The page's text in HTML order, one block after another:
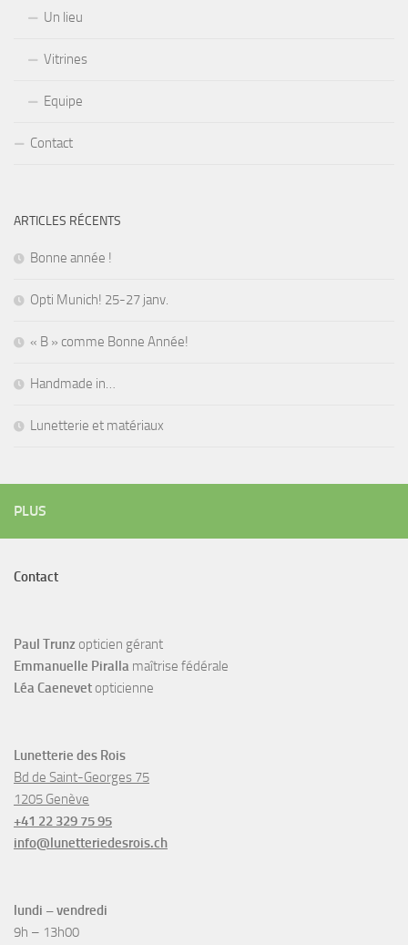
Un lieu
Vitrines
Equipe
Contact
ARTICLES RÉCENTS
Bonne année !
Opti Munich! 25-27 janv.
« B » comme Bonne Année!
Handmade in…
Lunetterie et matériaux
PLUS
Contact
Paul Trunz opticien gérant
Emmanuelle Piralla maîtrise fédérale
Léa Caenevet opticienne
Lunetterie des Rois
Bd de Saint-Georges 75
1205 Genève
+41 22 329 75 95
info@lunetteriedesrois.ch
lundi – vendredi
9h – 13h00